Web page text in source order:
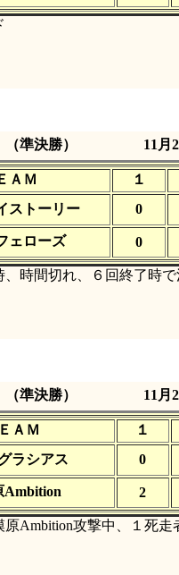
準決勝） 11月
ＡＭ １
ストーリー
0
ェローズ 0
時間切れ、６回終了時で
準決勝） 11月
ＡＭ １
ラシアス
0
Ambition 2
Ambition攻撃中、１死走